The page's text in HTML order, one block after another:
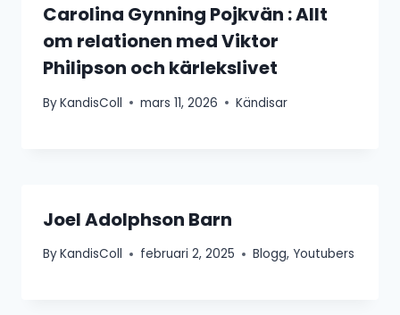
Carolina Gynning Pojkvän : Allt
om relationen med Viktor
Philipson och kärlekslivet
ByKandisColl mars 11, 2026 Kändisar
Joel Adolphson Barn
ByKandisColl februari 2, 2025 Blogg, Youtubers